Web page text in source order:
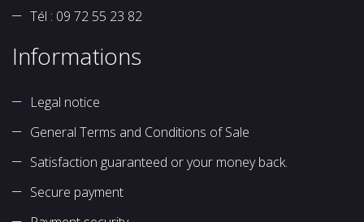
Tél : 09 72 55 23 82
Informations
Legal notice
General Terms and Conditions of Sale
Satisfaction guaranteed or your money back.
Secure payment